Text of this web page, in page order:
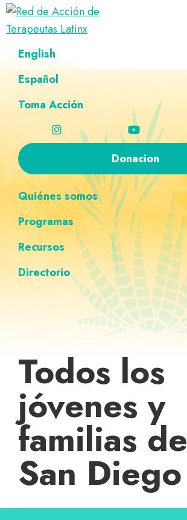
Saltar
navegación
principal
Ir
al
principal
Saltar
al
página
Saltar
navegación
personalizada
Red
de
Acción
de
Latinx
Directorio
terapeutas
Latinx
English
Español
Toma Acción
Donacion
Quiénes somos
Programas
Recursos
Directorio
Todos los
jóvenes y
familias de
San Diego